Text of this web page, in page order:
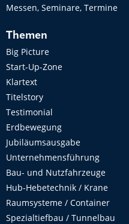
Messen, Seminare, Termine
Themen
Big Picture
Start-Up-Zone
Klartext
Titelstory
Testimonial
Erdbewegung
Jubiläumsausgabe
Unternehmensführung
Bau- und Nutzfahrzeuge
Hub-Hebetechnik / Krane
Raumsysteme / Container
Spezialtiefbau / Tunnelbau